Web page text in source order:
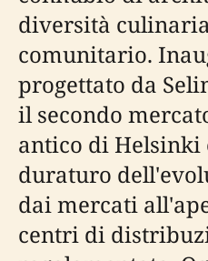
diversità
comunitario.
progettato da
il secondo
antico di Helsinki
duraturo
dai mercati
centri di